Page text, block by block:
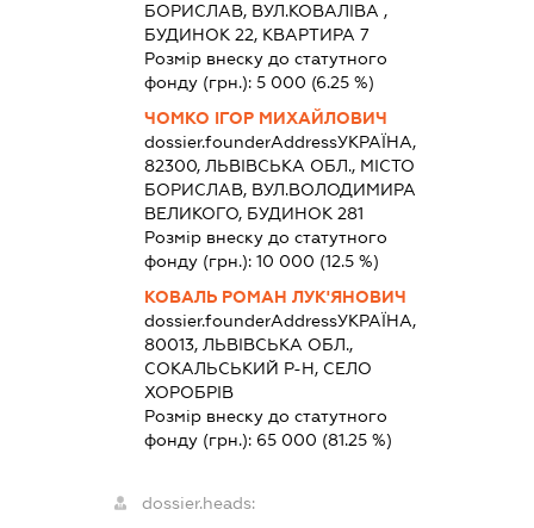
БОРИСЛАВ, ВУЛ.КОВАЛІВА ,
БУДИНОК 22, КВАРТИРА 7
Розмір внеску до статутного
фонду (грн.):5 000 (6.25 %)
ЧОМКО ІГОР МИХАЙЛОВИЧ
dossier.founderAddressУКРАЇНА,
82300, ЛЬВІВСЬКА ОБЛ., МІСТО
БОРИСЛАВ, ВУЛ.ВОЛОДИМИРА
ВЕЛИКОГО, БУДИНОК 281
Розмір внеску до статутного
фонду (грн.):10 000 (12.5 %)
КОВАЛЬ РОМАН ЛУК'ЯНОВИЧ
dossier.founderAddressУКРАЇНА,
80013, ЛЬВІВСЬКА ОБЛ.,
СОКАЛЬСЬКИЙ Р-Н, СЕЛО
ХОРОБРІВ
Розмір внеску до статутного
фонду (грн.): 65 000 (81.25 %)
dossier.heads: